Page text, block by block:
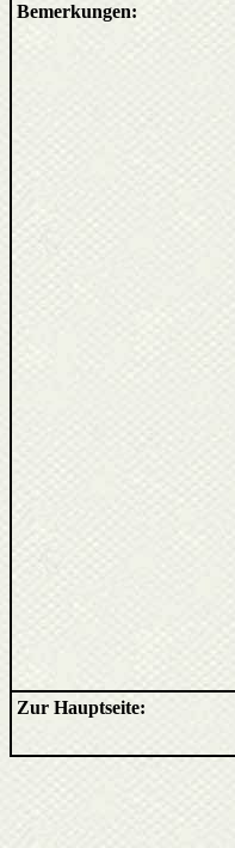
Bemerkungen:
Zur Hauptseite: